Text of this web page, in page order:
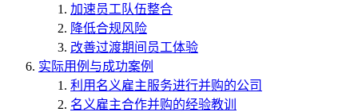
加速员工队伍整合
降低合规风险
改善过渡期间员工体验
实际用例与成功案例
利用名义雇主服务进行并购的公司
名义雇主合作并购的经验教训